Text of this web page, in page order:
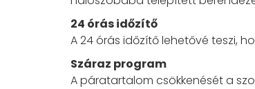
24 órás időzítő
A 24 órás időzítő lehetővé teszi,
Száraz program
A páratartalom csökkenését a